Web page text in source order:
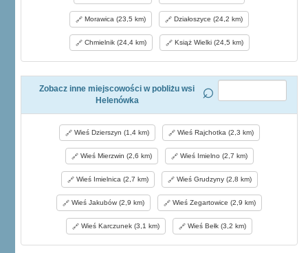
Morawica (23,5 km) Działoszyce (24,2 km)
Chmielnik (24,4 km) Książ Wielki (24,5 km)
Zobacz inne miejscowości w pobliżu wsi
Helenówka
Wieś Dzierszyn (1,4 km) Wieś Rajchotka (2,3 km)
Wieś Mierzwin (2,6 km) Wieś Imielno (2,7 km)
Wieś Imielnica (2,7 km) Wieś Grudzyny (2,8 km)
Wieś Jakubów (2,9 km) Wieś Zegartowice (2,9 km)
Wieś Karczunek (3,1 km) Wieś Bełk (3,2 km)